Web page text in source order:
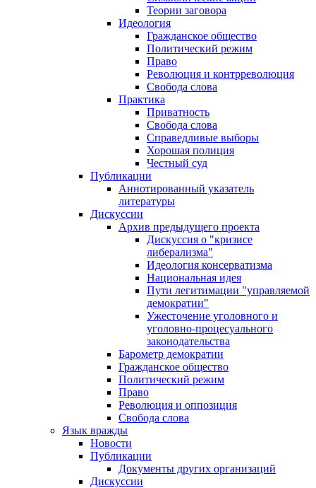
Теории заговора
Идеология
Гражданское общество
Политический режим
Право
Революция и контрреволюция
Свобода слова
Практика
Приватность
Свобода слова
Справедливые выборы
Хорошая полиция
Честный суд
Публикации
Аннотированный указатель
литературы
Дискуссии
Архив предыдущего проекта
Дискуссия о "кризисе
либерализма"
Идеология консерватизма
Национальная идея
Пути легитимации "управляемой
демократии"
Ужесточение уголовного и
уголовно-процесуального
законодательства
Барометр демократии
Гражданское общество
Политический режим
Право
Революция и оппозиция
Свобода слова
Язык вражды
Новости
Публикации
Документы других организаций
Дискуссии